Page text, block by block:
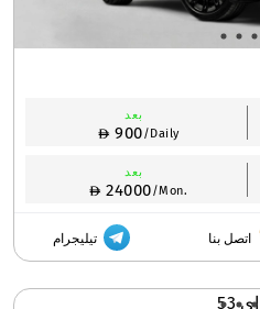
بعد
900/Daily
بعد
24000/Mon.
اتصل بنا تيليجرام